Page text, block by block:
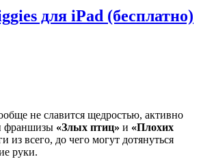
для iPad (бесплатно)
не славится щедростью, активно
франшизы «Злых птиц» и «Плохих
из всего, до чего могут дотянуться
руки.